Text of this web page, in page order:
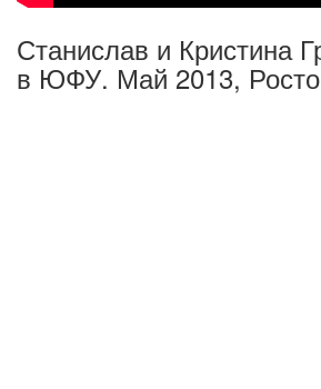
Станислав и Кристина
в ЮФУ. Май 2013,